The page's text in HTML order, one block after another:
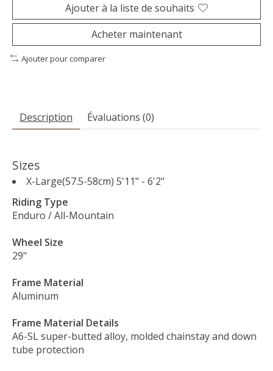
Ajouter à la liste de souhaits
Acheter maintenant
Ajouter pour comparer
Description Évaluations (0)
Sizes
X-Large(57.5-58cm) 5'11" - 6'2"
Riding Type
Enduro / All-Mountain
Wheel Size
29"
Frame Material
Aluminum
Frame Material Details
A6-SL super-butted alloy, molded chainstay and down
tube protection